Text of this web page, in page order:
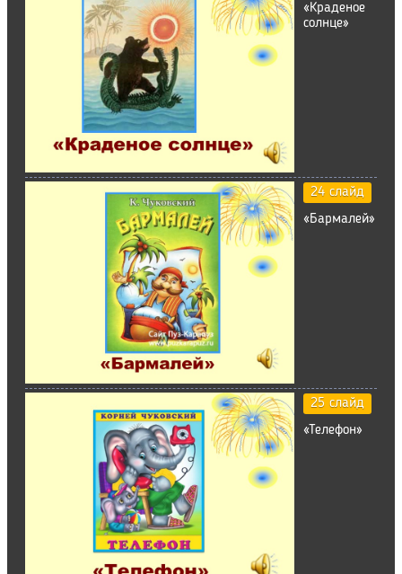
«Краденое
солнце»
24 слайд
«Бармалей»
25 слайд
«Телефон»